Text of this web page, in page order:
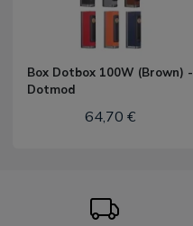
Box Dotbox 100W (Brown) -
Dotmod
64,70 €